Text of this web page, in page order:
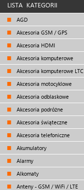
LISTA KATEGORII
AGD
Akcesoria GSM / GPS
Akcesoria HDMI
Akcesoria komputerowe
Akcesoria komputerowe LTC
Akcesoria motocyklowe
Akcesoria odblaskowe
Akcesoria podróżne
Akcesoria świąteczne
Akcesoria telefoniczne
Akumulatory
Alarmy
Alkomaty
Anteny - GSM / WiFi / LTE